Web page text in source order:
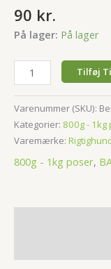
90 kr.
På lager: På lager
Tilføj
Varenummer (SKU):
Kategorier: 800g - 1kg
Varemærke:
800g - 1kg poser,